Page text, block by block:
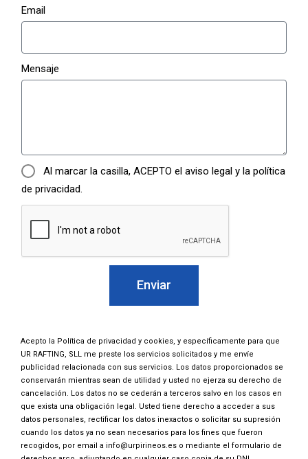
Email
Mensaje
Al marcar la casilla, ACEPTO el aviso legal y la política
de privacidad.
Enviar
Acepto la Política de privacidad y cookies , y específicamente para que
UR RAFTING, SLL me preste los servicios solicitados y me envíe
publicidad relacionada con sus servicios. Los datos proporcionados se
conservarán mientras sean de utilidad y usted no ejerza su derecho de
cancelación. Los datos no se cederán a terceros salvo en los casos en
que exista una obligación legal. Usted tiene derecho a acceder a sus
datos personales, rectificar los datos inexactos o solicitar su supresión
cuando los datos ya no sean necesarios para los fines que fueron
recogidos, por email a info@urpirineos.es o mediante el formulario de